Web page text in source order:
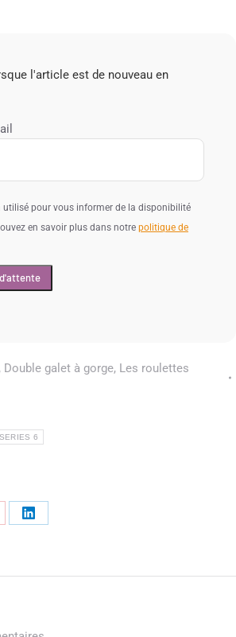
l'article est de nouveau en
utilisé pour vous informer de la disponibilité
en savoir plus dans notre politique de
, Double galet à gorge, Les roulettes
SERIES 6